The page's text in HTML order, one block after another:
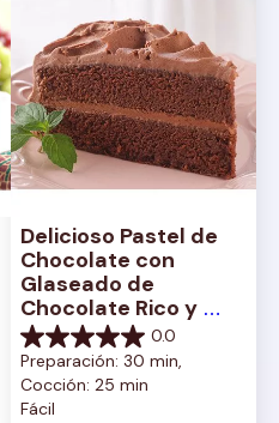
Delicioso Pastel de
Chocolate con
Glaseado de
Chocolate Rico y
Cremoso
0.0
0.0
de
5
estrellas.
Preparación: 30 min,
Cocción: 25 min
Fácil